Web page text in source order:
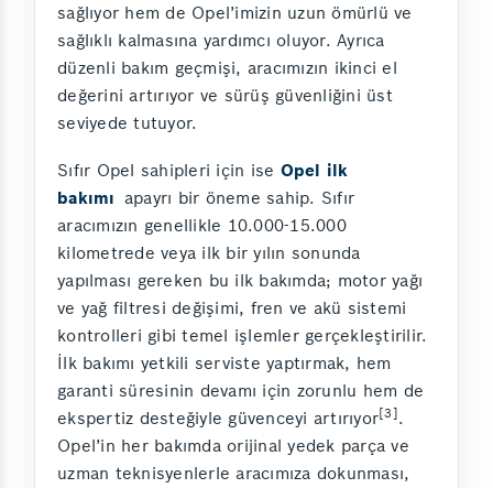
sağlıyor hem de Opel’imizin uzun ömürlü ve
sağlıklı kalmasına yardımcı oluyor. Ayrıca
düzenli bakım geçmişi, aracımızın ikinci el
değerini artırıyor ve sürüş güvenliğini üst
seviyede tutuyor.
Sıfır Opel sahipleri için ise Opel ilk
bakımı apayrı bir öneme sahip. Sıfır
aracımızın genellikle 10.000-15.000
kilometrede veya ilk bir yılın sonunda
yapılması gereken bu ilk bakımda; motor yağı
ve yağ filtresi değişimi, fren ve akü sistemi
kontrolleri gibi temel işlemler gerçekleştirilir.
İlk bakımı yetkili serviste yaptırmak, hem
garanti süresinin devamı için zorunlu hem de
ekspertiz desteğiyle güvenceyi artırıyor[3] .
Opel’in her bakımda orijinal yedek parça ve
uzman teknisyenlerle aracımıza dokunması,